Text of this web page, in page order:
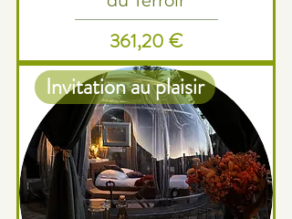
Prix
361,20 €
Invitation au plaisir